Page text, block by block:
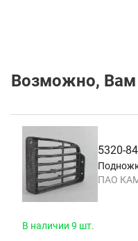
Возможно, Вам
5320-
ПАО
В наличии 9 шт.